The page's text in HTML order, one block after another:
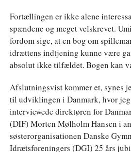
Fortællingen er ikke alene
spændene og meget velskrevet.
fordom sige, at en bog om
idrættens indtjening kunne være
absolut ikke tilfældet. Bogen kan
Afslutningsvist kommer et, synes
til udviklingen i Danmark, hvor
interviewede direktøren for
(DIF) Morten Mølholm Hansen i
søsterorganisationen Danske
Idrætsforeningers (DGI) 25 års